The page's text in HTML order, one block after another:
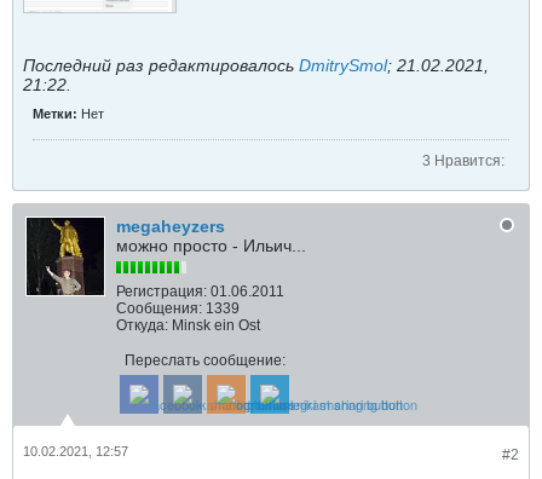
Последний раз редактировалось DmitrySmol; 21.02.2021,
21:22
Метки: Нет
3 Нравится:
megaheyzers
можно просто - Ильич...
Регистрация: 01.06.2011
Сообщения: 1339
Откуда: Minsk ein Ost
Переслать сообщение:
#2
10.02.2021, 12:57